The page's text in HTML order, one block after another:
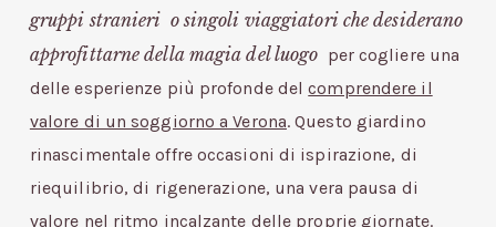
gruppi stranieri o singoli viaggiatori che desiderano
approfittarne della magia del luogo per cogliere una
delle esperienze più profonde delcomprendere il
valore di un soggiorno a Verona. Questo giardino
rinascimentale offre occasioni di ispirazione, di
riequilibrio, di rigenerazione, una vera pausa di
valore nel ritmo incalzante delle proprie giornate.